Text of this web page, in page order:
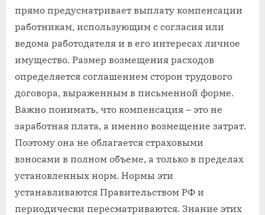
прямо предусматривает выплату компенсации
работникам, использующим с согласия или
ведома работодателя и в его интересах личное
имущество. Размер возмещения расходов
определяется соглашением сторон трудового
договора, выраженным в письменной форме.
Важно понимать, что компенсация – это не
заработная плата, а именно возмещение затрат.
Поэтому она не облагается страховыми
взносами в полном объеме, а только в пределах
установленных норм. Нормы эти
устанавливаются Правительством РФ и
периодически пересматриваются. Знание этих